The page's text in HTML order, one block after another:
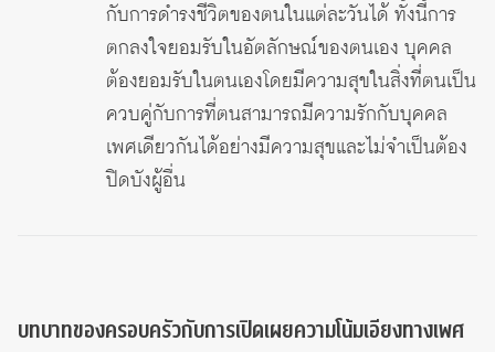
กับการดำรงชีวิตของตนในแต่ละวันได้ ทั้งนี้การ
ตกลงใจยอมรับในอัตลักษณ์ของตนเอง บุคคล
ต้องยอมรับในตนเองโดยมีความสุขในสิ่งที่ตนเป็น
ควบคู่กับการที่ตนสามารถมีความรักกับบุคคล
เพศเดียวกันได้อย่างมีความสุขและไม่จำเป็นต้อง
ปิดบังผู้อื่น
บทบาทของครอบครัวกับการเปิดเผยความโน้มเอียงทางเพศ